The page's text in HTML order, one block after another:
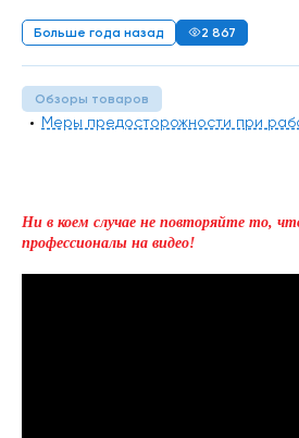
Больше года назад 2 867
Обзоры товаров
Меры предосторожности при
Ни в коем случае не повторяйте то,
профессионалы на видео!